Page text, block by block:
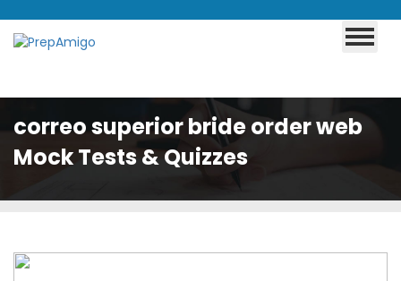
correo superior bride order web
Mock Tests & Quizzes